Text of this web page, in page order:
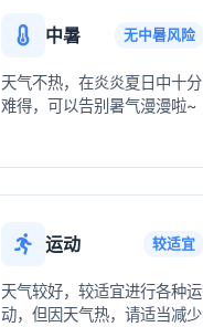
中暑 无中暑风险
天气不热，在炎炎夏日中十分
难得，可以告别暑气漫漫啦~
运动 较适宜
天气较好，较适宜进行各种运
动，但因天气热，请适当减少